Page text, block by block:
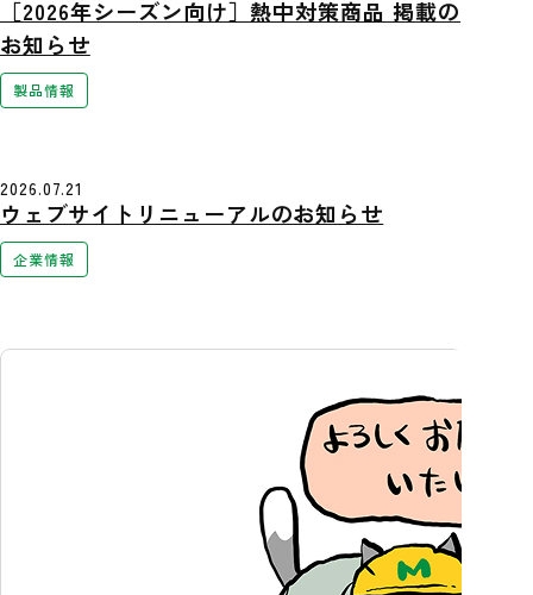
［2026年シーズン向け］熱中対策商品 掲載の
お知らせ
製品情報
2026.07.21
ウェブサイトリニューアルのお知らせ
企業情報